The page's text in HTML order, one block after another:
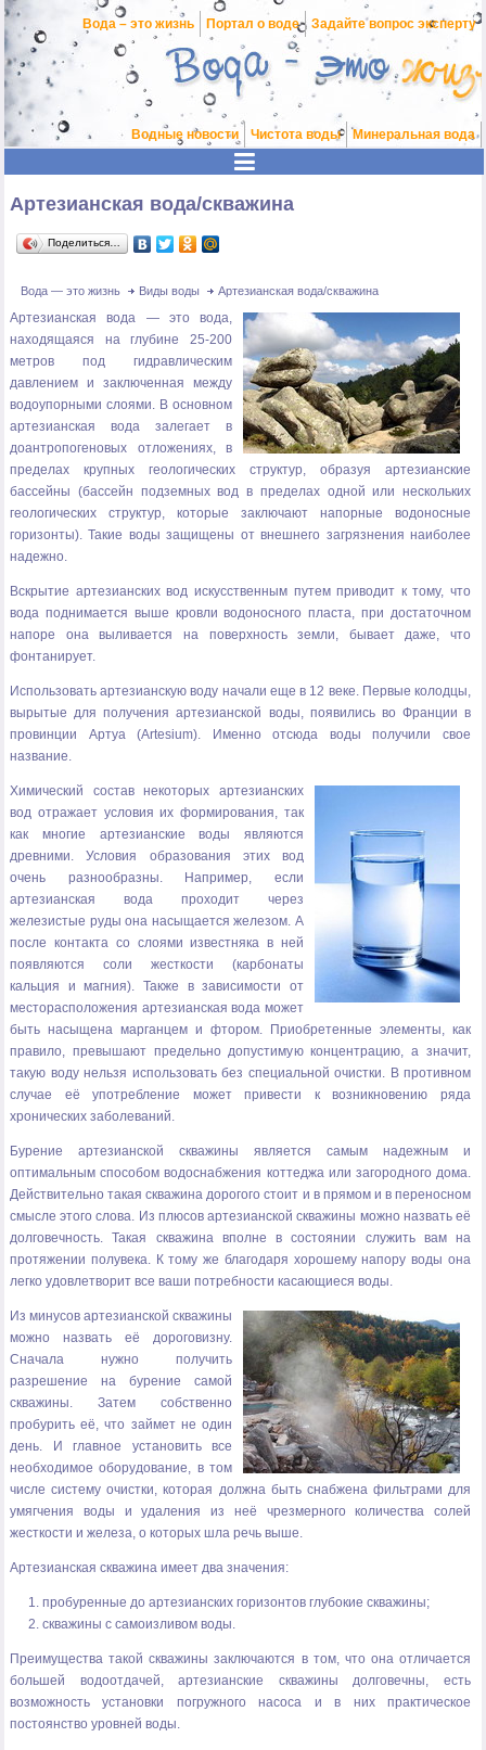
Вода – это жизнь Портал о воде Задайте вопрос эксперту
Водные новости Чистота воды Минеральная вода
Артезианская вода/скважина
Поделиться…
Вода — это жизнь Виды воды Артезианская вода/скважина
Артезианская вода — это вода,
находящаяся на глубине 25-200
метров под гидравлическим
давлением и заключенная между
водоупорными слоями. В основном
артезианская вода залегает в
доантропогеновых отложениях, в
пределах крупных геологических структур, образуя артезианские
бассейны (бассейн подземных вод в пределах одной или нескольких
геологических структур, которые заключают напорные водоносные
горизонты). Такие воды защищены от внешнего загрязнения наиболее
надежно.
Вскрытие артезианских вод искусственным путем приводит к тому, что
вода поднимается выше кровли водоносного пласта, при достаточном
напоре она выливается на поверхность земли, бывает даже, что
фонтанирует.
Использовать артезианскую воду начали еще в 12 веке. Первые колодцы,
вырытые для получения артезианской воды, появились во Франции в
провинции Артуа (Artesium). Именно отсюда воды получили свое
название.
Химический состав некоторых артезианских
вод отражает условия их формирования, так
как многие артезианские воды являются
древними. Условия образования этих вод
очень разнообразны. Например, если
артезианская вода проходит через
железистые руды она насыщается железом. А
после контакта со слоями известняка в ней
появляются соли жесткости (карбонаты
кальция и магния). Также в зависимости от
месторасположения артезианская вода может
быть насыщена марганцем и фтором. Приобретенные элементы, как
правило, превышают предельно допустимую концентрацию, а значит,
такую воду нельзя использовать без специальной очистки. В противном
случае её употребление может привести к возникновению ряда
хронических заболеваний.
Бурение артезианской скважины является самым надежным и
оптимальным способом водоснабжения коттеджа или загородного дома.
Действительно такая скважина дорогого стоит и в прямом и в переносном
смысле этого слова. Из плюсов артезианской скважины можно назвать её
долговечность. Такая скважина вполне в состоянии служить вам на
протяжении полувека. К тому же благодаря хорошему напору воды она
легко удовлетворит все ваши потребности касающиеся воды.
Из минусов артезианской скважины
можно назвать её дороговизну.
Сначала нужно получить
разрешение на бурение самой
скважины. Затем собственно
пробурить её, что займет не один
день. И главное установить все
необходимое оборудование, в том
числе систему очистки, которая должна быть снабжена фильтрами для
умягчения воды и удаления из неё чрезмерного количества солей
жесткости и железа, о которых шла речь выше.
Артезианская скважина имеет два значения:
пробуренные до артезианских горизонтов глубокие скважины;
скважины с самоизливом воды.
Преимущества такой скважины заключаются в том, что она отличается
большей водоотдачей, артезианские скважины долговечны, есть
возможность установки погружного насоса и в них практическое
постоянство уровней воды.